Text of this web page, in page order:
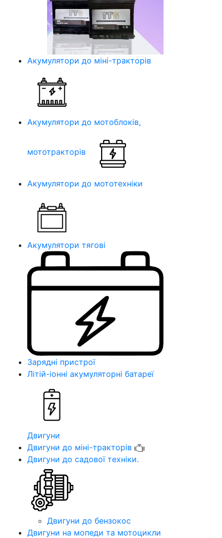
Акумулятори до міні-тракторів
Акумулятори до мотоблоків,
мототракторів
Акумулятори до мототехніки
Акумулятори тягові
Зарядні пристрої
Літій-іонні акумуляторні батареї
Двигуни
Двигуни до міні-тракторів
Двигуни до садової техніки.
Двигуни до бензокос
Двигуни на мопеди та мотоцикли